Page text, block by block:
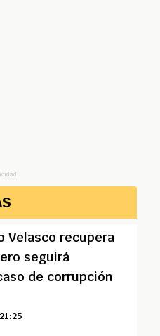
Velasco recupera
seguirá
de corrupción